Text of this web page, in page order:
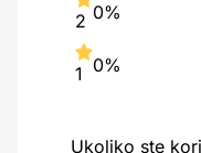
2 0%
1 0%
Ukoliko ste